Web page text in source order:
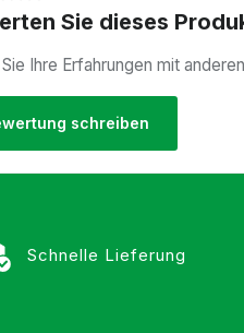
Sie dieses
Ihre Erfahrungen mit
schreiben
Schnelle Lieferung